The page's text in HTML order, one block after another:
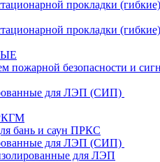
прокладки
прокладки
пожарной безопасности и
для ЛЭП (СИП)
бань и саун ПРКС
для ЛЭП (СИП)
для ЛЭП